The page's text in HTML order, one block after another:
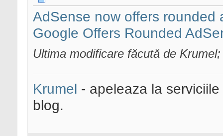
AdSense now offers rounded
Google Offers Rounded
Ultima modificare făcută de
Krumel - apeleaza la
blog.